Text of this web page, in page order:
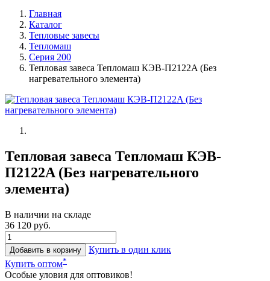
Главная
Каталог
Тепловые завесы
Тепломаш
Серия 200
Тепловая завеса Тепломаш КЭВ-П2122A (Без
нагревательного элемента)
Тепловая завеса Тепломаш КЭВ-
П2122A (Без нагревательного
элемента)
В наличии на складе
36 120 руб.
Добавить в корзину
Купить в один клик
Купить оптом*
Особые уловия для оптовиков!